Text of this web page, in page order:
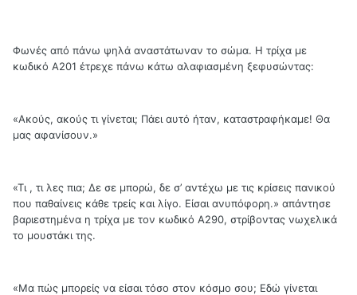
Φωνές από πάνω ψηλά αναστάτωναν το σώμα. Η τρίχα με
κωδικό Α201 έτρεχε πάνω κάτω αλαφιασμένη ξεφυσώντας:
«Ακούς, ακούς τι γίνεται; Πάει αυτό ήταν, καταστραφήκαμε! Θα
μας αφανίσουν.»
«Τι , τι λες πια; Δε σε μπορώ, δε σ’ αντέχω με τις κρίσεις πανικού
που παθαίνεις κάθε τρείς και λίγο. Είσαι ανυπόφορη.» απάντησε
βαριεστημένα η τρίχα με τον κωδικό Α290, στρίβοντας νωχελικά
το μουστάκι της.
«Μα πώς μπορείς να είσαι τόσο στον κόσμο σου; Εδώ γίνεται